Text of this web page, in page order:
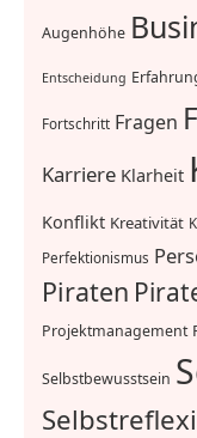
Augenhöhe
Entscheidung
Fortschritt Fragen
Karriere Klarheit
Konflikt Kreativität
Perfektionismus
Piraten
Projektmanagement
Selbstbewusstsein